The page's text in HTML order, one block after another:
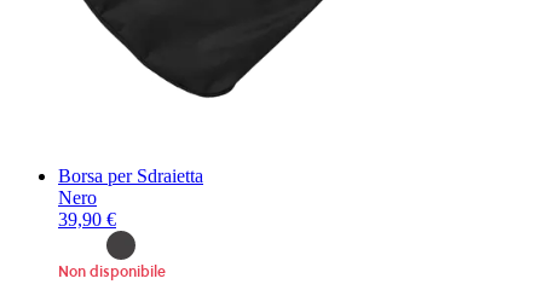
Borsa per Sdraietta
Nero
39,90 €
Non disponibile